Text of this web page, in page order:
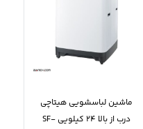
ماشین لباسشویی هیتاچی
درب از بالا 24 کیلویی SF-